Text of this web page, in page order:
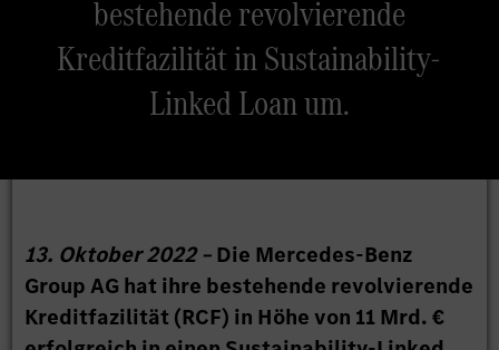
bestehende revolvierende
Kreditfazilität in Sustainability-
Linked Loan um.
13. Oktober 2022 –Die Mercedes-Benz
Group AG hat ihre bestehende revolvierende
Kreditfazilität (RCF) in Höhe von 11 Mrd. €